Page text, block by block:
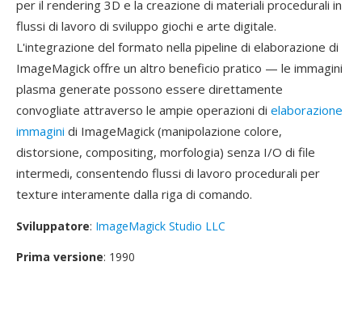
per il rendering 3D e la creazione di materiali procedurali in
flussi di lavoro di sviluppo giochi e arte digitale.
L'integrazione del formato nella pipeline di elaborazione di
ImageMagick offre un altro beneficio pratico — le immagini
plasma generate possono essere direttamente
convogliate attraverso le ampie operazioni di elaborazione
immagini di ImageMagick (manipolazione colore,
distorsione, compositing, morfologia) senza I/O di file
intermedi, consentendo flussi di lavoro procedurali per
texture interamente dalla riga di comando.
Sviluppatore: ImageMagick Studio LLC
Prima versione: 1990